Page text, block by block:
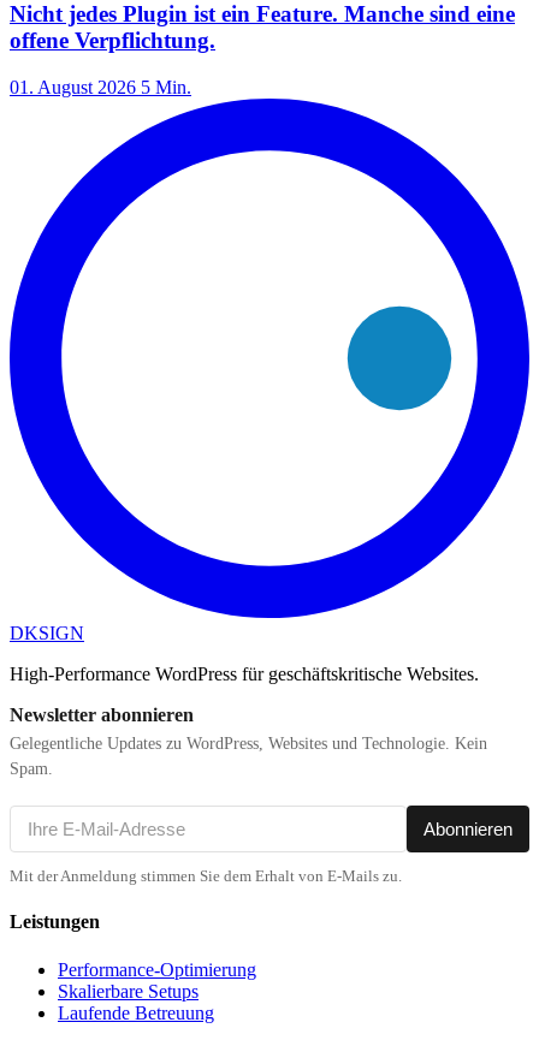
Nicht jedes Plugin ist ein Feature. Manche sind eine
offene Verpflichtung.
01. August 2026 5 Min.
DKSIGN
High-Performance WordPress für geschäftskritische Websites.
Newsletter abonnieren
Gelegentliche Updates zu WordPress, Websites und Technologie. Kein
Spam.
Abonnieren
Mit der Anmeldung stimmen Sie dem Erhalt von E-Mails zu.
Leistungen
Performance-Optimierung
Skalierbare Setups
Laufende Betreuung